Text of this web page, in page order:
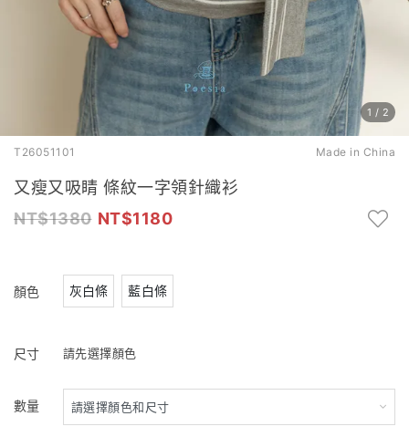
1 / 2
T26051101 Made in China
又瘦又吸睛 條紋一字領針織衫
1380
1180
顏色 灰白條 藍白條
尺寸 請先選擇顏色
數量